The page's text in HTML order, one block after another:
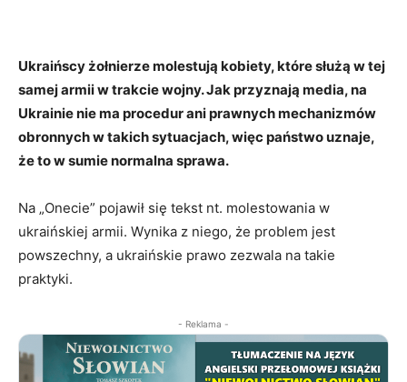
Ukraińscy żołnierze molestują kobiety, które służą w tej
samej armii w trakcie wojny. Jak przyznają media, na
Ukrainie nie ma procedur ani prawnych mechanizmów
obronnych w takich sytuacjach, więc państwo uznaje,
że to w sumie normalna sprawa.
Na „Onecie” pojawił się tekst nt. molestowania w
ukraińskiej armii. Wynika z niego, że problem jest
powszechny, a ukraińskie prawo zezwala na takie
praktyki.
- Reklama -